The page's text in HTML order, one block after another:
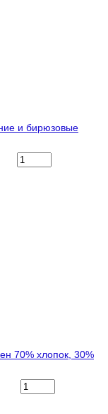
и бирюзовые
70% хлопок, 30%